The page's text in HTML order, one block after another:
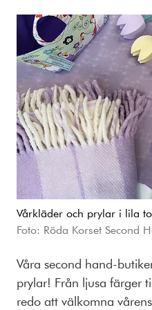
Vårkläder och prylar i lila
Foto: Röda Korset Second
Våra second hand-
prylar! Från ljusa färger
redo att välkomna